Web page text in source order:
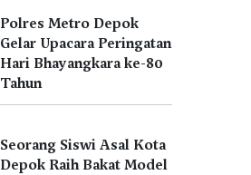
Polres Metro Depok
Gelar Upacara Peringatan
Hari Bhayangkara ke-80
Tahun
Seorang Siswi Asal Kota
Depok Raih Bakat Model